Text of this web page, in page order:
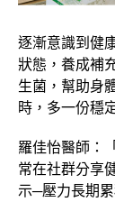
逐漸意識到健
狀態，養成補
生菌，幫助身
時，多一份穩
羅佳怡醫師：
常在社群分享
示─壓力長期